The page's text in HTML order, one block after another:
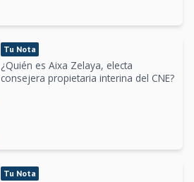
Tu Nota
¿Quién es Aixa Zelaya, electa
consejera propietaria interina del CNE?
Tu Nota